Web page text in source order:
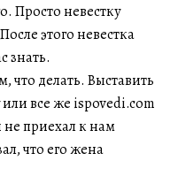
Просто невестку
этого невестка
знать.
что делать. Выставить
все же ispovedi.com
не приехал к нам
что его жена